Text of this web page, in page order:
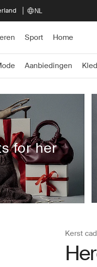
NL
Sport Home
Aanbiedingen
for her
Kerst